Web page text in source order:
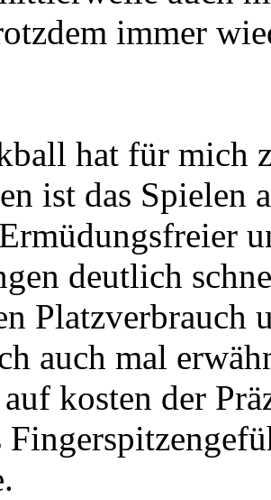
immer
hat für mich
ist das Spielen
deutlich
Platzverbrauch
auch mal
kosten der